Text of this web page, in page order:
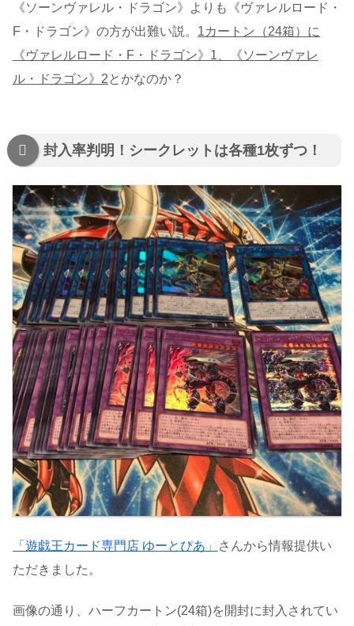
《ソーンヴァレル・ドラゴン》よりも《ヴァレルロード・
F・ドラゴン》の方が出難い説。 1カートン（24箱）に
《ヴァレルロード・F・ドラゴン》1、《ソーンヴァレ
ル・ドラゴン》2 とかなのか？
封入率判明！シークレットは各種1枚ずつ！
「遊戯王カード専門店 ゆーとぴあ」
さんから情報提供い
ただきました。
画像の通り、ハーフカートン(24箱)を開封に封入されてい